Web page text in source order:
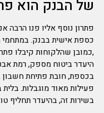
של הבנק הוא
פתרון נוסף אליו פנו הרבה
כספת אישית בבנק.
,כמובן שהלקוחות קיבלו
היעדר ביטוח מספק, רמת
בכספת, חובת פתיחת
פעילות מאוד מוגבלות.
בשירות זה, בהיעדר תחליף